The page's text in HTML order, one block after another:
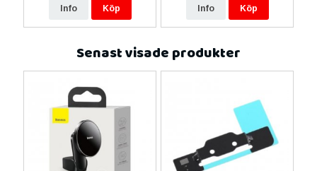
Info Köp Info Köp
Senast visade produkter